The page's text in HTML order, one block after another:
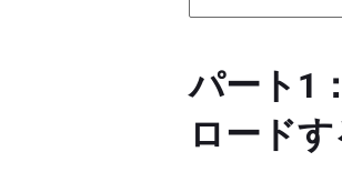
パート1
ロード